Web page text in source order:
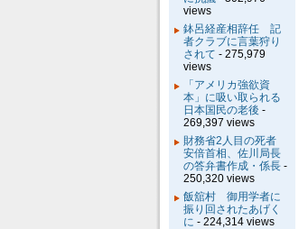
views
鉢呂経産相辞任 記
者クラブに言葉狩り
されて - 275,979
views
「アメリカ強欲資
本」に吸い取られる
日本国民の老後 -
269,397 views
財務省2人目の死者
安倍首相、佐川局長
の答弁書作成・係長 -
250,320 views
飯舘村 御用学者に
振り回されたあげく
に - 224,314 views